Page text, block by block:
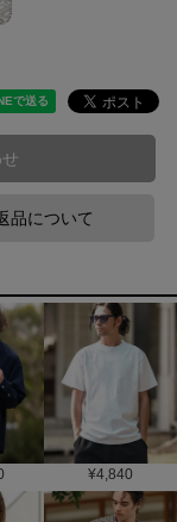
品について
¥4,840